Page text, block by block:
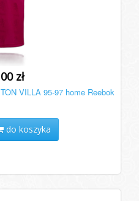
zł
VILLA 95-97 home Reebok
do koszyka